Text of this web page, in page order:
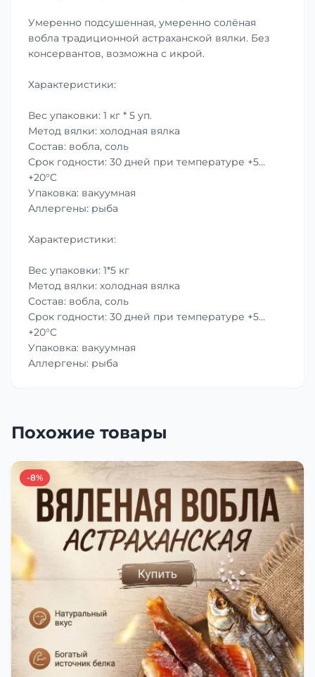
Умеренно подсушенная, умеренно солёная
вобла традиционной астраханской вялки. Без
консервантов, возможна с икрой.
Характеристики:
Вес упаковки: 1 кг * 5 уп.
Метод вялки: холодная вялка
Состав: вобла, соль
Срок годности: 30 дней при температуре +5…
+20°C
Упаковка: вакуумная
Аллергены: рыба
Характеристики:
Вес упаковки: 1*5 кг
Метод вялки: холодная вялка
Состав: вобла, соль
Срок годности: 30 дней при температуре +5…
+20°C
Упаковка: вакуумная
Аллергены: рыба
Похожие товары
-8%